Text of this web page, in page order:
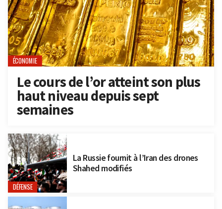
ÉCONOMIE
Le cours de l’or atteint son plus
haut niveau depuis sept
semaines
DÉFENSE
La Russie fournit à l’Iran des drones
Shahed modifiés